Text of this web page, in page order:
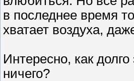
в последнее время
хватает воздуха,
Интересно, как
ничего?